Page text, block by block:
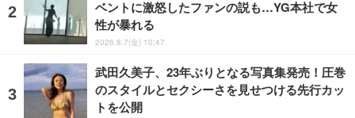
ベントに激怒したファンの説も…YG本社で女
性が暴れる
2026.8.7(金) 10:47
武田久美子、23年ぶりとなる写真集発売！圧巻
のスタイルとセクシーさを見せつける先行カッ
トを公開